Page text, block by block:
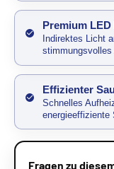
Premium
Indirektes Licht
stimmungsvolles
Effizienter
Schnelles
energieeffiziente
Fragen zu